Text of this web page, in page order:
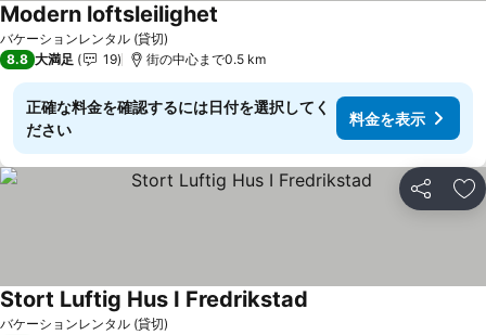
バケーションレンタル (貸切)
Modern loftsleilighet
8.8 大満足 19 街の中心まで0.5 km
正確な料金を確認するには日付を選択してく
ださい
料金を表示
シェア お
バケーションレンタル (貸切)
Stort Luftig Hus I Fredrikstad